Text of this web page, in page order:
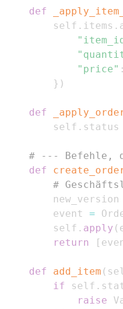
def
        self
. items .
"price" :
} )
def
        self
. status
# --- Befehle,
def
#
        new_version
        event
=
        self
. apply (
return
[
def add_item (
if self .
raise